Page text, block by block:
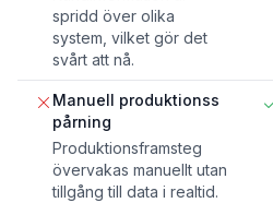
spridd över olika
system, vilket gör det
svårt att nå.
Manuell produktionss
pårning
Produktionsframsteg
övervakas manuellt utan
tillgång till data i realtid.